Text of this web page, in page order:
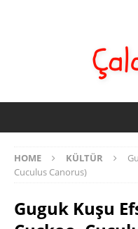
HOME KÜLTÜR
Cuculus Canorus)
Guguk Kuşu